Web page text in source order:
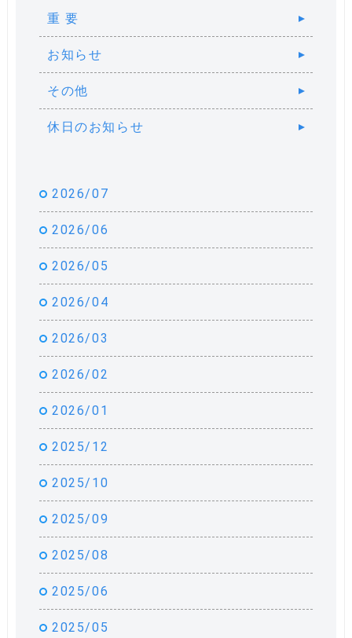
重 要
お知らせ
その他
休日のお知らせ
2026/07
2026/06
2026/05
2026/04
2026/03
2026/02
2026/01
2025/12
2025/10
2025/09
2025/08
2025/06
2025/05